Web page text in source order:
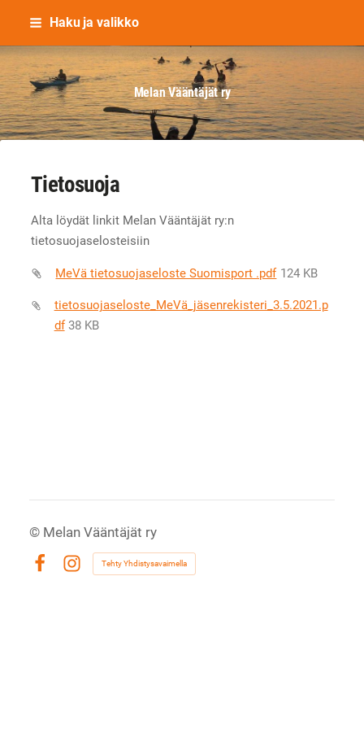
Siirry
sisältöön
Haku ja valikko
Melan Vääntäjät ry
Tietosuoja
Alta löydät linkit Melan Vääntäjät ry:n
tietosuojaselosteisiin
MeVä tietosuojaseloste Suomisport .pdf 124 KB
tietosuojaseloste_MeVä_jäsenrekisteri_3.5.2021.p
df 38 KB
© Melan Vääntäjät ry
Instagram
Tehty Yhdistysavaimella